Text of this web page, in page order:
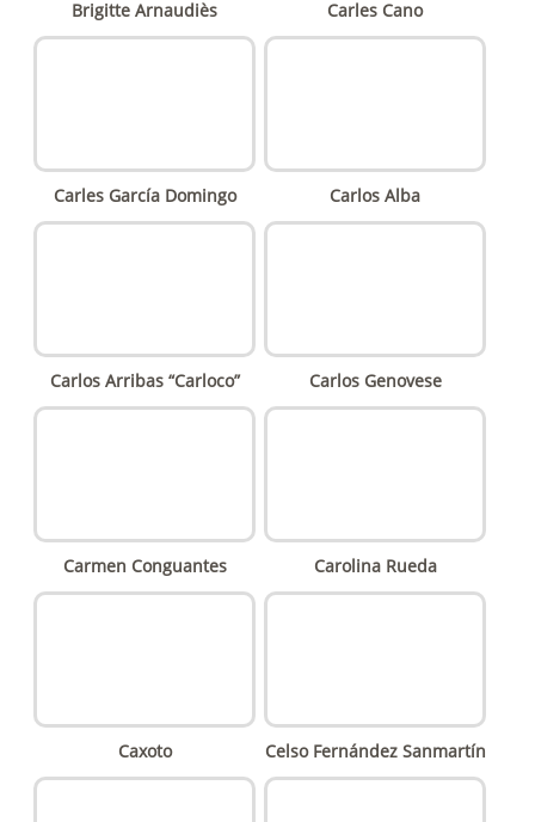
Brigitte Arnaudiès Carles Cano
Carles García Domingo Carlos Alba
Carlos Arribas “Carloco” Carlos Genovese
Carmen Conguantes Carolina Rueda
Caxoto Celso Fernández Sanmartín